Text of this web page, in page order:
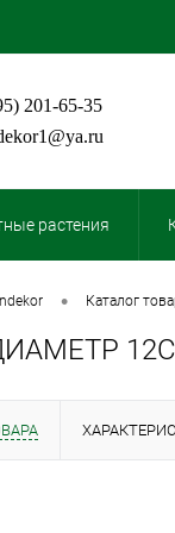
201-65-35
растения
• каталог